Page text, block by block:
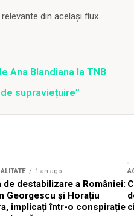
din același flux
Ana Blandiana la TNB
supraviețuire”
1 an ago
de destabilizare a României:
Georgescu și Horațiu
implicați într-o conspirație